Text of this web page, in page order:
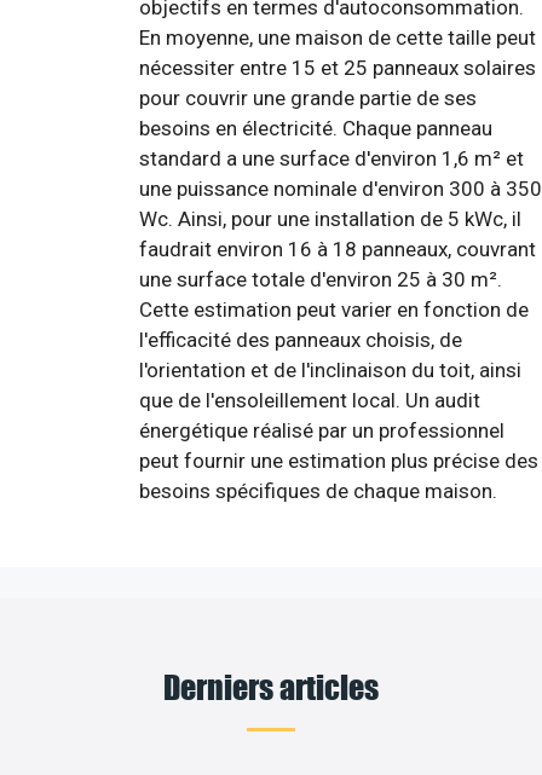
objectifs en termes d'autoconsommation.
En moyenne, une maison de cette taille peut
nécessiter entre 15 et 25 panneaux solaires
pour couvrir une grande partie de ses
besoins en électricité. Chaque panneau
standard a une surface d'environ 1,6 m² et
une puissance nominale d'environ 300 à 350
Wc. Ainsi, pour une installation de 5 kWc, il
faudrait environ 16 à 18 panneaux, couvrant
une surface totale d'environ 25 à 30 m².
Cette estimation peut varier en fonction de
l'efficacité des panneaux choisis, de
l'orientation et de l'inclinaison du toit, ainsi
que de l'ensoleillement local. Un audit
énergétique réalisé par un professionnel
peut fournir une estimation plus précise des
besoins spécifiques de chaque maison.
Derniers articles